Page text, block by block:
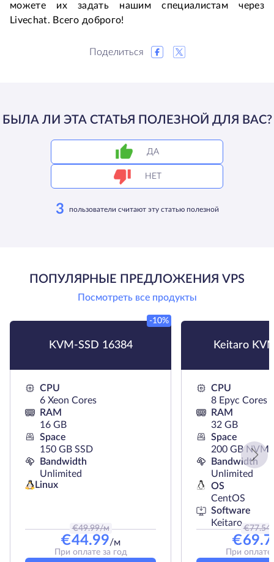
можете их задать нашим специалистам через
Livechat. Всего доброго!
Поделиться
БЫЛА ЛИ ЭТА СТАТЬЯ ПОЛЕЗНОЙ ДЛЯ ВАС?
ДА
НЕТ
3 пользователи считают эту статью полезной
ПОПУЛЯРНЫЕ ПРЕДЛОЖЕНИЯ VPS
Посмотреть все продукты
KVM-SSD 16384
-10%
CPU
6 Xeon Cores
RAM
16 GB
Space
150 GB SSD
Bandwidth
Unlimited
Linux
€49.99/м
€44.99/м
При оплате за год
Keitaro
CPU
8 Epyc Cores
RAM
32 GB
Space
200 GB NVMe
Bandwidth
Unlimited
OS
CentOS
Software
Keitaro
€77.54
€
При оплате